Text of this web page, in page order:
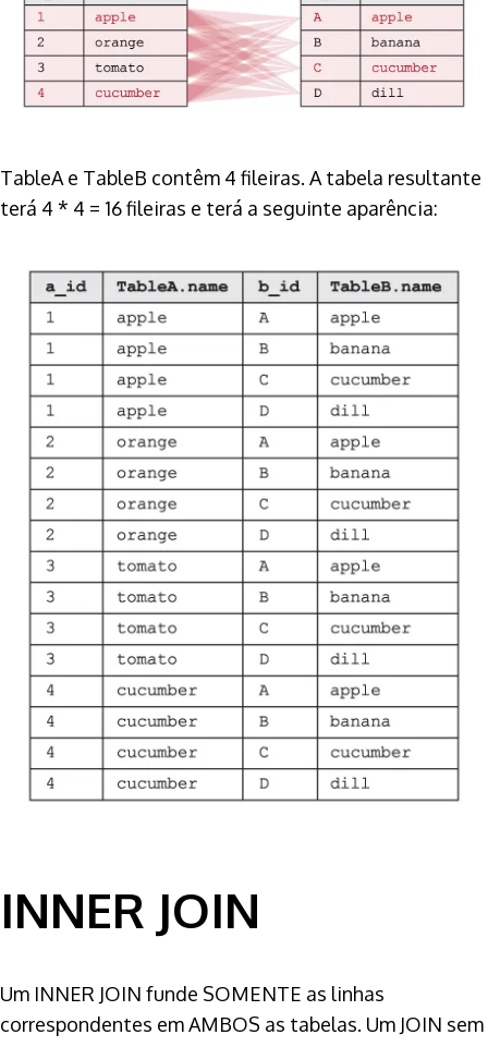
TableA e TableB contêm 4 fileiras. A tabela resultante
terá 4 * 4 = 16 fileiras e terá a seguinte aparência:
INNER JOIN
Um INNER JOIN funde SOMENTE as linhas
correspondentes em AMBOS as tabelas. Um JOIN sem